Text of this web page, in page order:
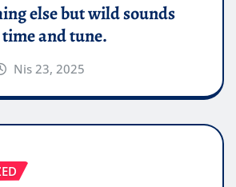
else but wild sounds
and tune.
Nis 23, 2025